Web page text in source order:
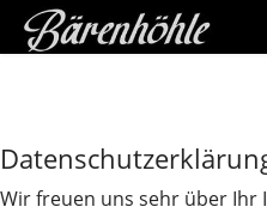
Wir freuen uns sehr über Ihr